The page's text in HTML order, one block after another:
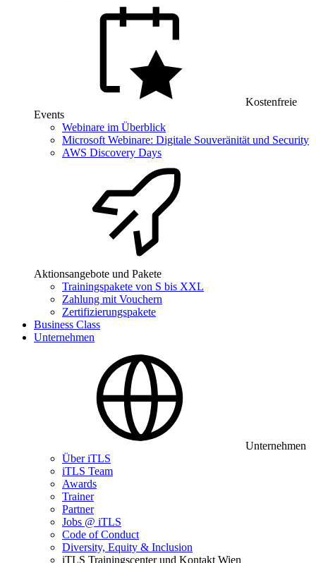
Kostenfreie
Events
Webinare im Überblick
Microsoft Webinare: Digitale Souveränität und Security
AWS Discovery Days
Aktionsangebote und Pakete
Trainingspakete von S bis XXL
Zahlung mit Vouchern
Zertifizierungspakete
Business Class
Unternehmen
Unternehmen
Über iTLS
iTLS Team
Awards
Trainer
Partner
Jobs @ iTLS
Code of Conduct
Diversity, Equity & Inclusion
iTLS Trainingscenter und Kontakt Wien